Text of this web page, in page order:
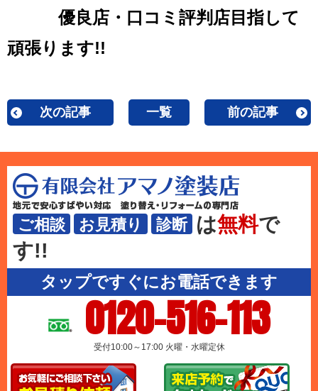
優良店・口コミ評判店目指して
頑張ります!!
次の記事 一覧 前の記事
ご相談 お見積り 診断 は無料で
す!!
タップですぐにお電話できます
0120-516-113
受付10:00～17:00 火曜・水曜定休